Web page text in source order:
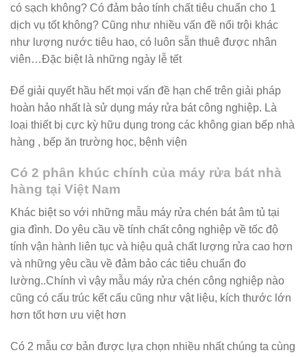
có sạch không? Có đảm bảo tính chất tiêu chuẩn cho 1
dịch vụ tốt không? Cũng như nhiều vấn đề nổi trội khác
như lượng nước tiêu hao, có luôn sẵn thuê được nhân
viên…Đặc biệt là những ngày lễ tết
Để giải quyết hầu hết mọi vấn đề hạn chế trên giải pháp
hoàn hảo nhất là sử dụng máy rửa bát công nghiệp. Là
loại thiết bị cực kỳ hữu dụng trong các không gian bếp nhà
hàng , bếp ăn trường học, bệnh viện
Có 2 phân khúc chính của máy rửa bát nhà
hàng tại Việt Nam
Khác biệt so với những mẫu máy rửa chén bát âm tủ tại
gia đình. Do yêu cầu về tính chất công nghiệp về tốc độ
tính vận hành liên tục và hiệu quả chất lượng rửa cao hơn
và những yêu cầu về đảm bảo các tiêu chuẩn đo
lường..Chính vì vậy mẫu máy rửa chén công nghiệp nào
cũng có cấu trúc kết cấu cũng như vật liệu, kích thước lớn
hơn tốt hơn ưu việt hơn
Có 2 mẫu cơ bản được lựa chọn nhiều nhất chúng ta cùng